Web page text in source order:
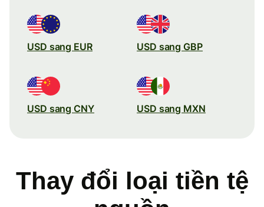
USD sang EUR USD sang GBP
USD sang CNY USD sang MXN
Thay đổi loại tiền tệ